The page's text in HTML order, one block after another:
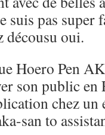
suis pas super
décousu oui.
Hoero Pen
son public en
chez un
san to